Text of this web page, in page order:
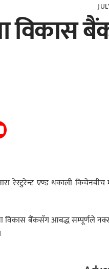
विकास
रेस्टुरेन्ट एण्ड थकाली किचेनबीच
बैंकसँग आबद्ध सम्पूर्णले